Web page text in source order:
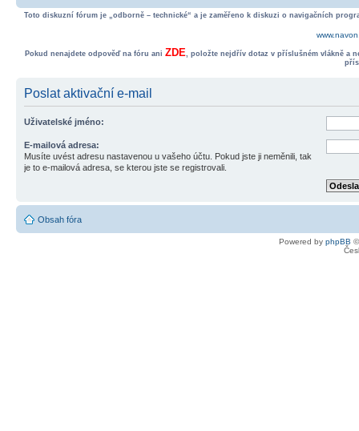
Toto diskuzní fórum je „odborně – technické“ a je zaměřeno k diskuzi o navigačních
Pokud nenajdete odpověď na fóru ani ZDE, položte nejdřív dotaz v příslušném vlákně a
Poslat aktivační e-mail
Uživatelské jméno:
E-mailová adresa:
Musíte uvést adresu nastavenou u vašeho účtu. Pokud jste ji neměnili, tak
je to e-mailová adresa, se kterou jste se registrovali.
Obsah fóra
Powered by phpBB